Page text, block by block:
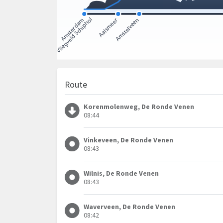
Route
Korenmolenweg, De Ronde Venen
08:44
Vinkeveen, De Ronde Venen
08:43
Wilnis, De Ronde Venen
08:43
Waverveen, De Ronde Venen
08:42